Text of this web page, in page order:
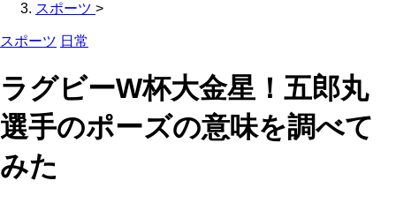
スポーツ >
スポーツ 日常
ラグビーW杯大金星！五郎丸
選手のポーズの意味を調べて
みた